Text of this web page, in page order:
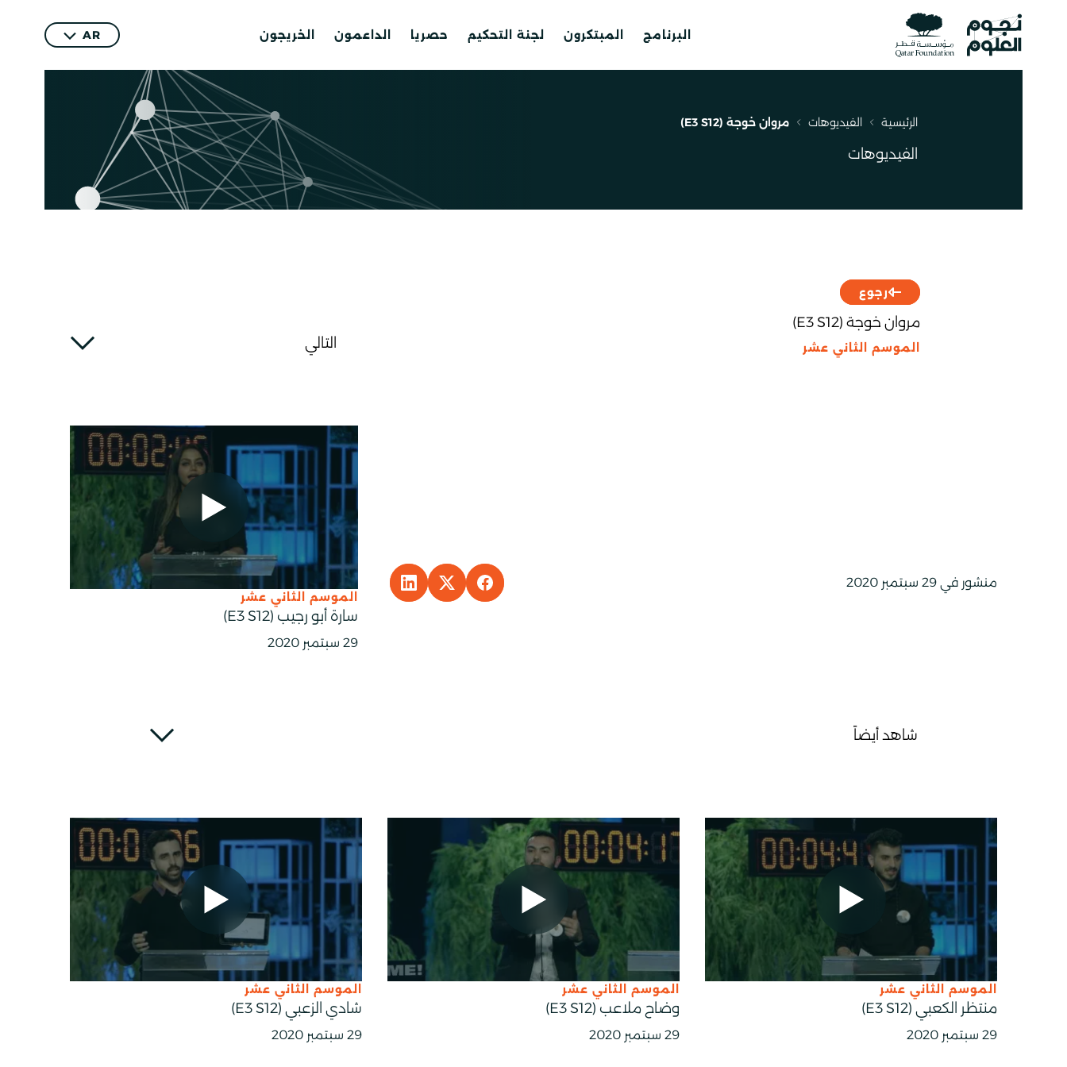
البرنامج المبتكرون لجنة التحكيم حصريا الداعمون الخريجون AR
مسار
الرئيسية الفيديوهات مروان خوجة (E3 S12)
الفيديوهات
رجوع
مروان خوجة (E3 S12)
الموسم الثاني عشر التالي
منشور في 29 سبتمبر 2020 SHARE TO FACEBOOK
SHARE TO X
SHARE TO LINKEDIN
الموسم الثاني عشر
سارة أبو رجيب (E3 S12)
29 سبتمبر 2020
شاهد أيضاً
الموسم الثاني عشر
منتظر الكعبي (E3 S12)
29 سبتمبر 2020
الموسم الثاني عشر
وضاح ملاعب (E3 S12)
29 سبتمبر 2020
الموسم الثاني عشر
شادي الزعبي (E3 S12)
29 سبتمبر 2020